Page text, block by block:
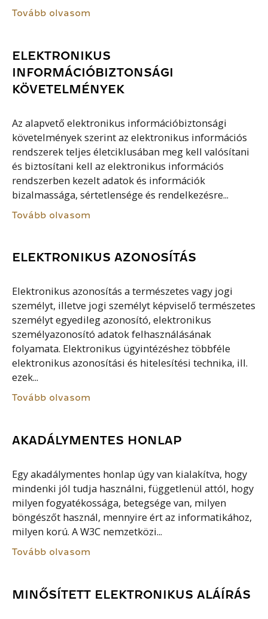
Tovább olvasom
ELEKTRONIKUS
INFORMÁCIÓBIZTONSÁGI
KÖVETELMÉNYEK
Az alapvető elektronikus információbiztonsági
követelmények szerint az elektronikus információs
rendszerek teljes életciklusában meg kell valósítani
és biztosítani kell az elektronikus információs
rendszerben kezelt adatok és információk
bizalmassága, sértetlensége és rendelkezésre...
Tovább olvasom
ELEKTRONIKUS AZONOSÍTÁS
Elektronikus azonosítás a természetes vagy jogi
személyt, illetve jogi személyt képviselő természetes
személyt egyedileg azonosító, elektronikus
személyazonosító adatok felhasználásának
folyamata. Elektronikus ügyintézéshez többféle
elektronikus azonosítási és hitelesítési technika, ill.
ezek...
Tovább olvasom
AKADÁLYMENTES HONLAP
Egy akadálymentes honlap úgy van kialakítva, hogy
mindenki jól tudja használni, függetlenül attól, hogy
milyen fogyatékossága, betegsége van, milyen
böngészőt használ, mennyire ért az informatikához,
milyen korú. A W3C nemzetközi...
Tovább olvasom
MINŐSÍTETT ELEKTRONIKUS ALÁÍRÁS